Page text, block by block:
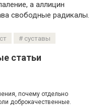
а аллицин
свободные радикалы.
суставы
статьи
почему отдельно
доброкачественные.